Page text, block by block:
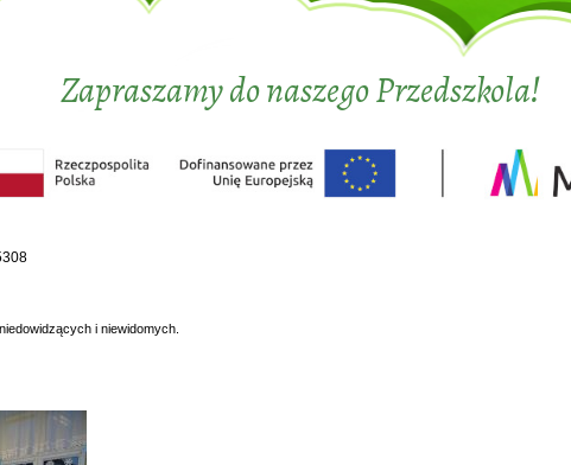
Zapraszamy do naszego Przedszkola!
i niewidomych.